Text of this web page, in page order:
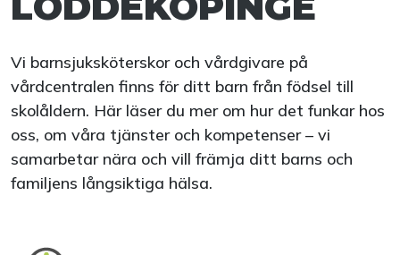
Vi barnsjuksköterskor och vårdgivare på
vårdcentralen finns för ditt barn från födsel till
skolåldern. Här läser du mer om hur det funkar hos
oss, om våra tjänster och kompetenser – vi
samarbetar nära och vill främja ditt barns och
familjens långsiktiga hälsa.